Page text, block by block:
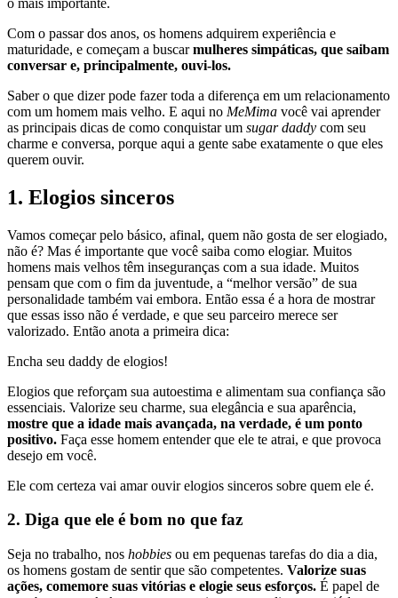
Com o passar dos anos, os homens adquirem experiência e
maturidade, e começam a buscarmulheres simpáticas, que saibam
conversar e, principalmente, ouvi-los.
Saber o que dizer pode fazer toda a diferença em um relacionamento
com um homem mais velho. E aqui no MeMima você vai aprender
as principais dicas de como conquistar um sugar daddy com seu
charme e conversa, porque aqui a gente sabe exatamente o que eles
querem ouvir.
1. Elogios sinceros
Vamos começar pelo básico, afinal, quem não gosta de ser elogiado,
não é? Mas é importante que você saiba como elogiar. Muitos
homens mais velhos têm inseguranças com a sua idade. Muitos
pensam que com o fim da juventude, a “melhor versão” de sua
personalidade também vai embora. Então essa é a hora de mostrar
que essas isso não é verdade, e que seu parceiro merece ser
valorizado. Então anota a primeira dica:
Encha seu daddy de elogios!
Elogios que reforçam sua autoestima e alimentam sua confiança são
essenciais. Valorize seu charme, sua elegância e sua aparência,
mostre que a idade mais avançada, na verdade, é um ponto
positivo. Faça esse homem entender que ele te atrai, e que provoca
desejo em você.
Ele com certeza vai amar ouvir elogios sinceros sobre quem ele é.
2. Diga que ele é bom no que faz
Seja no trabalho, nos hobbies ou em pequenas tarefas do dia a dia,
os homens gostam de sentir que são competentes. Valorize suas
ações, comemore suas vitórias e elogie seus esforços. É papel de